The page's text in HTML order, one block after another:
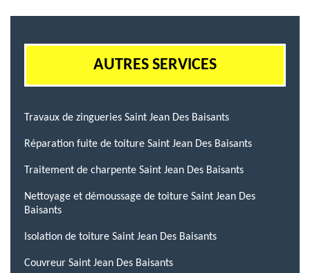
AUTRES SERVICES
Travaux de zingueries Saint Jean Des Baisants
Réparation fuite de toiture Saint Jean Des Baisants
Traitement de charpente Saint Jean Des Baisants
Nettoyage et démoussage de toiture Saint Jean Des
Baisants
Isolation de toiture Saint Jean Des Baisants
Couvreur Saint Jean Des Baisants